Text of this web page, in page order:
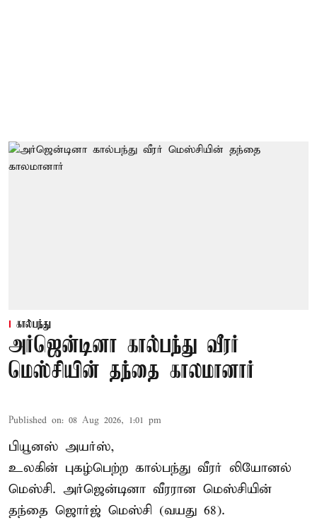
கால்பந்து
அர்ஜென்டினா கால்பந்து வீரர்
மெஸ்சியின் தந்தை காலமானார்
Published on: 08 Aug 2026, 1:01 pm
பியூனஸ் அயர்ஸ்,
உலகின் புகழ்பெற்ற கால்பந்து வீரர் லியோனல்
மெஸ்சி. அர்ஜென்டினா வீரரான மெஸ்சியின்
தந்தை ஜொர்ஜ் மெஸ்சி (வயது 68).